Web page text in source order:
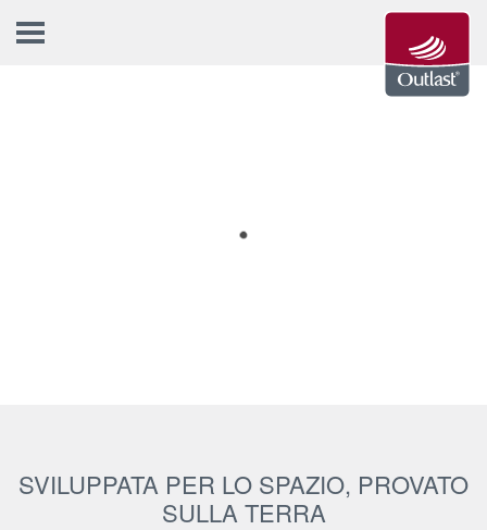
SVILUPPATA PER LO SPAZIO, PROVATO
SULLA TERRA